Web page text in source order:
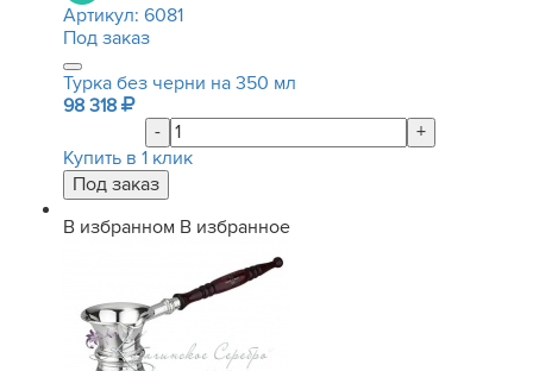
Артикул: 6081
Под заказ
Турка без черни на 350 мл
98 318
-
+
Купить в 1 клик
В избранном В избранное